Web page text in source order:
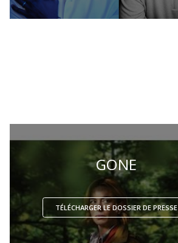
GONE
TÉLÉCHARGER LE DOSSIER DE PRESSE